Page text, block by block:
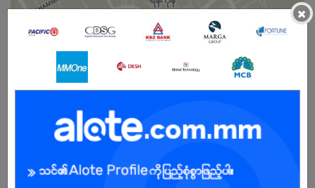
အခွင့်အရေးရှိသူ :
×